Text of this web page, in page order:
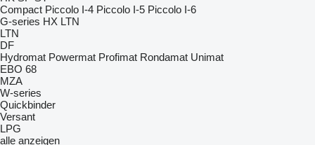
Compact Piccolo I-4 Piccolo I-5 Piccolo I-6
G-series HX LTN
LTN
DF
Hydromat Powermat Profimat Rondamat Unimat
EBO 68
MZA
W-series
Quickbinder
Versant
LPG
alle anzeigen